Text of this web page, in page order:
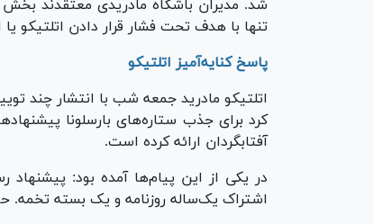
شد. مدیران باشگاه مادریدی معتقدند
تنها با هدف تحت فشار قرار دادن اتلتیکو
پاسخ کنایه‌آمیز اتلتیکو
اتلتیکو مادرید جمعه شب با انتشار چند
کرد برای جذب ستاره‌های بارسلونا
آفتابگردان ارائه کرده است.
در یکی از این پیام‌ها آمده بود: پیشنهاد
اشتراک یک‌ساله روزنامه و یک بسته تخمه.